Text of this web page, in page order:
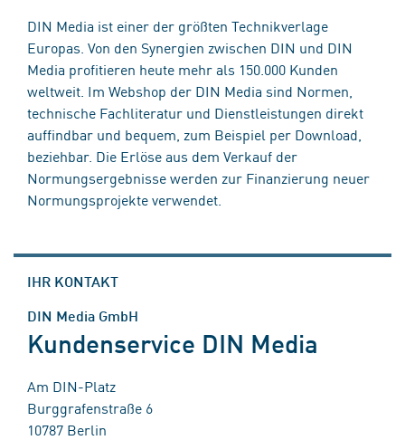
DIN Media ist einer der größten Technikverlage
Europas. Von den Synergien zwischen DIN und DIN
Media profitieren heute mehr als 150.000 Kunden
weltweit. Im Webshop der DIN Media sind Normen,
technische Fachliteratur und Dienstleistungen direkt
auffindbar und bequem, zum Beispiel per Download,
beziehbar. Die Erlöse aus dem Verkauf der
Normungsergebnisse werden zur Finanzierung neuer
Normungsprojekte verwendet.
IHR KONTAKT
DIN Media GmbH
Kundenservice DIN Media
Am DIN-Platz
Burggrafenstraße 6
10787 Berlin